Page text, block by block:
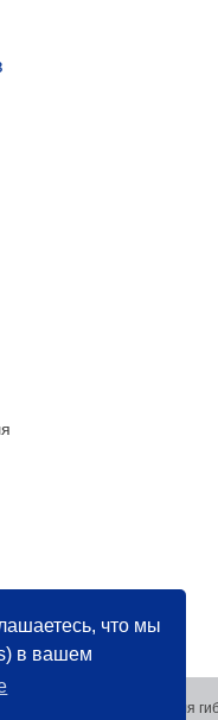
что мы
в вашем
спектр оборудования для